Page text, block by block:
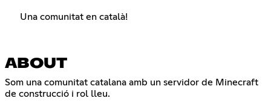
Una comunitat en català!
ABOUT
Som una comunitat catalana amb un servidor de Minecraft
de construcció i rol lleu.